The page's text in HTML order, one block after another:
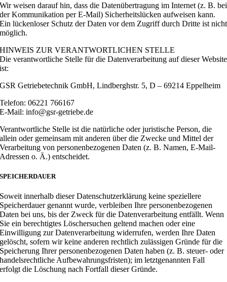
Wir weisen darauf hin, dass die Datenübertragung im Internet (z. B. bei
der Kommunikation per E-Mail) Sicherheitslücken aufweisen kann.
Ein lückenloser Schutz der Daten vor dem Zugriff durch Dritte ist nicht
möglich.
HINWEIS ZUR VERANTWORTLICHEN STELLE
Die verantwortliche Stelle für die Datenverarbeitung auf dieser Website
ist:
GSR Getriebetechnik GmbH, Lindberghstr. 5, D – 69214 Eppelheim
Telefon: 06221 766167
E-Mail: info@gsr-getriebe.de
Verantwortliche Stelle ist die natürliche oder juristische Person, die
allein oder gemeinsam mit anderen über die Zwecke und Mittel der
Verarbeitung von personenbezogenen Daten (z. B. Namen, E-Mail-
Adressen o. Ä.) entscheidet.
SPEICHERDAUER
Soweit innerhalb dieser Datenschutzerklärung keine speziellere
Speicherdauer genannt wurde, verbleiben Ihre personenbezogenen
Daten bei uns, bis der Zweck für die Datenverarbeitung entfällt. Wenn
Sie ein berechtigtes Löschersuchen geltend machen oder eine
Einwilligung zur Datenverarbeitung widerrufen, werden Ihre Daten
gelöscht, sofern wir keine anderen rechtlich zulässigen Gründe für die
Speicherung Ihrer personenbezogenen Daten haben (z. B. steuer- oder
handelsrechtliche Aufbewahrungsfristen); im letztgenannten Fall
erfolgt die Löschung nach Fortfall dieser Gründe.